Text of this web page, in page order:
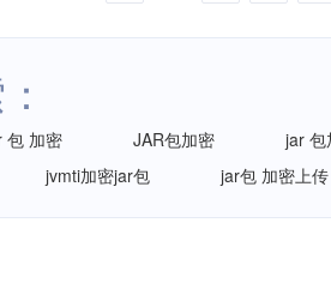
包 加密 JAR包加密
jar 包
jvmti加密jar包 jar包 加密上传